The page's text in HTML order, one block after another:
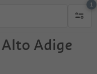
1
1 filtro
Adige